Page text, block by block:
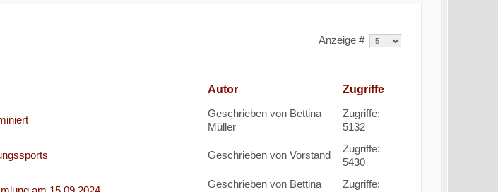
Anzeige #
Autor Zugriffe
Geschrieben von Bettina
Müller
Zugriffe:
5132
Geschrieben von Vorstand
Zugriffe:
5430
Geschrieben von Bettina
Zugriffe: